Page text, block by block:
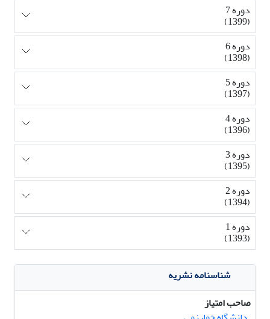
دوره 7
(1399)
دوره 6
(1398)
دوره 5
(1397)
دوره 4
(1396)
دوره 3
(1395)
دوره 2
(1394)
دوره 1
(1393)
شناسنامه نشریه
صاحب امتیاز